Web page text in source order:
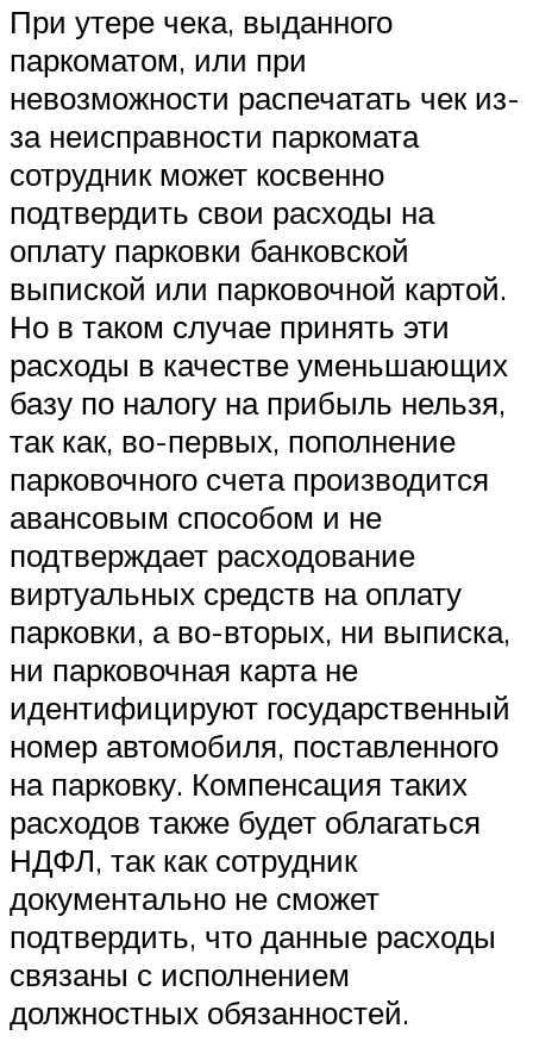
При утере чека, выданного
паркоматом, или при
невозможности распечатать чек из-
за неисправности паркомата
сотрудник может косвенно
подтвердить свои расходы на
оплату парковки банковской
выпиской или парковочной картой.
Но в таком случае принять эти
расходы в качестве уменьшающих
базу по налогу на прибыль нельзя,
так как, во-первых, пополнение
парковочного счета производится
авансовым способом и не
подтверждает расходование
виртуальных средств на оплату
парковки, а во-вторых, ни выписка,
ни парковочная карта не
идентифицируют государственный
номер автомобиля, поставленного
на парковку. Компенсация таких
расходов также будет облагаться
НДФЛ, так как сотрудник
документально не сможет
подтвердить, что данные расходы
связаны с исполнением
должностных обязанностей.